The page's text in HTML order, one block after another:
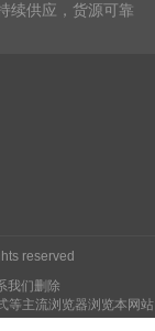
续供应，货源可靠
reserved
我们删除
等主流浏览器浏览本网站